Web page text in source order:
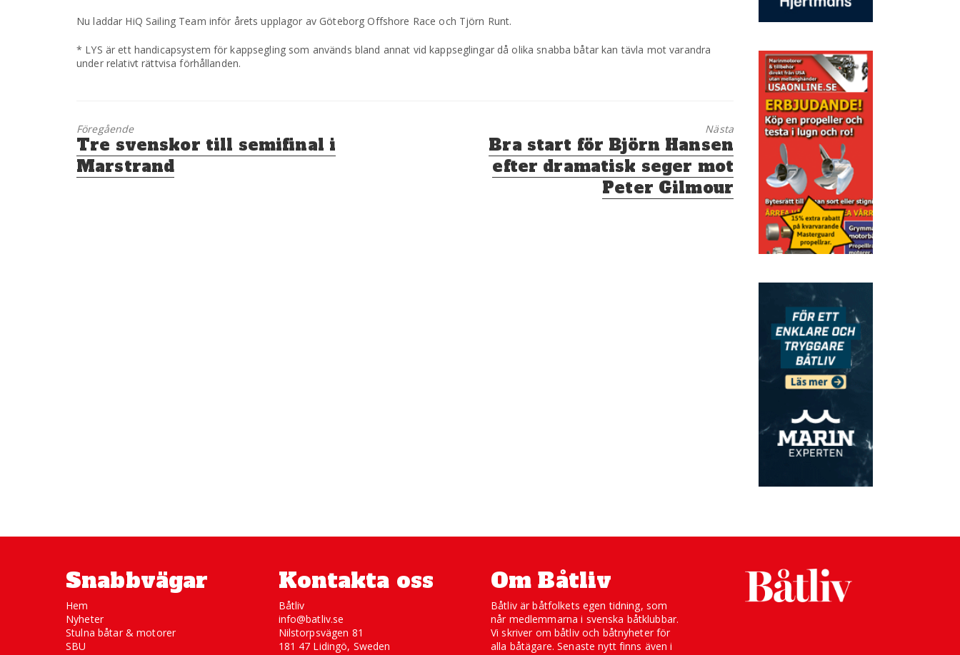
Nu laddar HiQ Sailing Team inför årets upplagor av Göteborg Offshore Race och Tjörn Runt.
* LYS är ett handicapsystem för kappsegling som används bland annat vid kappseglingar då olika snabba båtar kan tävla mot varandra
under relativt rättvisa förhållanden.
Föregående
Föregående
inlägg:
Tre svenskor till semifinal i
Marstrand
Nästa
Nästa
inlägg:
Bra start för Björn Hansen
efter dramatisk seger mot
Peter Gilmour
Snabbvägar
Hem
Nyheter
Stulna båtar & motorer
SBU
Kontakta oss
Båtliv
info@batliv.se
Nilstorpsvägen 81
181 47 Lidingö, Sweden
Om Båtliv
Båtliv är båtfolkets egen tidning, som
når medlemmarna i svenska båtklubbar.
Vi skriver om båtliv och båtnyheter för
alla båtägare. Senaste nytt finns även i